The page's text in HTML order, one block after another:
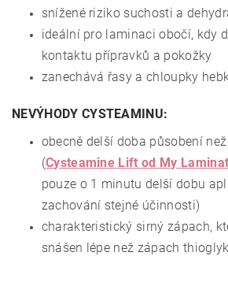
snížené riziko suchosti a
ideální pro laminaci obočí, kdy
kontaktu přípravků a pokožky
zanechává řasy a chloupky
NEVÝHODY CYSTEAMINU:
obecně delší doba působení
(Cysteamine Lift od My
pouze o 1 minutu delší dobu
zachování stejné účinnosti)
charakteristický sirný zápach,
snášen lépe než zápach